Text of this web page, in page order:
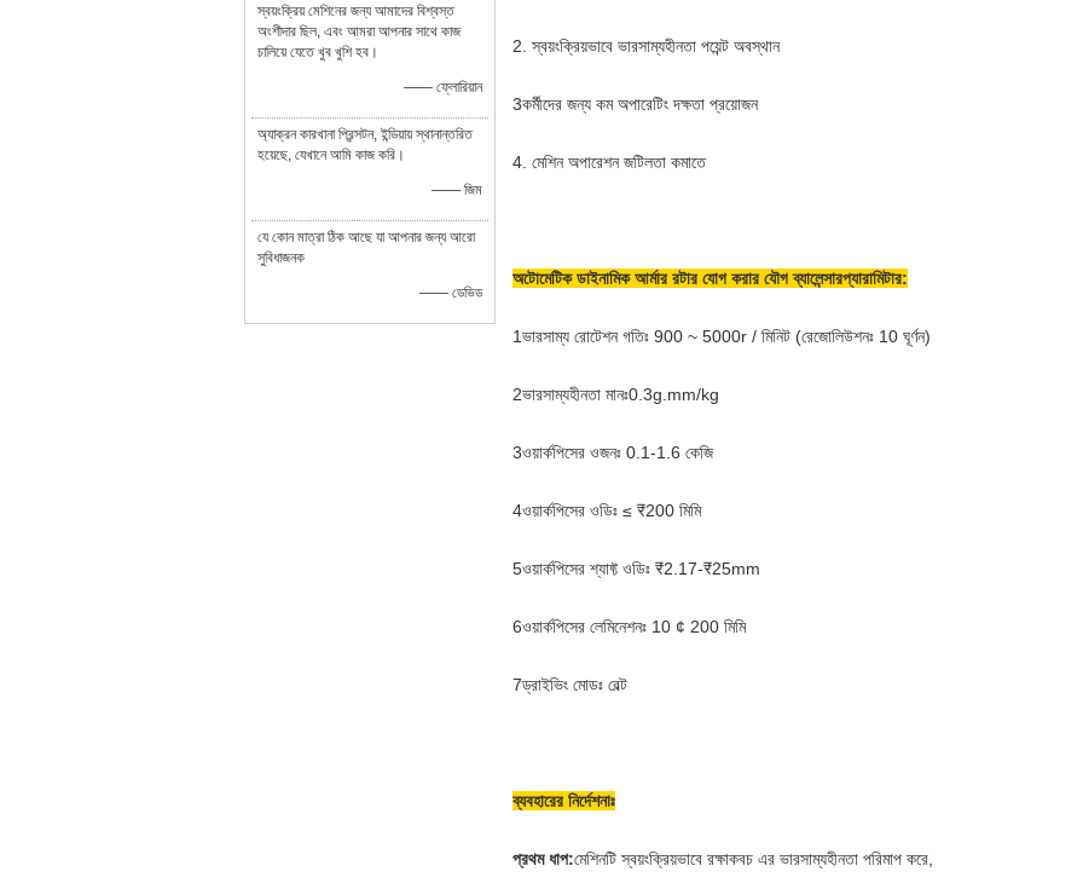
স্বয়ংক্রিয় মেশিনের জন্য আমাদের বিশ্বস্ত
অংশীদার ছিল, এবং আমরা আপনার সাথে কাজ
চালিয়ে যেতে খুব খুশি হব।
—— ফ্লোরিয়ান
অ্যাক্রন কারখানা প্রিন্সটন, ইন্ডিয়ায় স্থানান্তরিত
হয়েছে, যেখানে আমি কাজ করি।
—— জিম
যে কোন মাত্রা ঠিক আছে যা আপনার জন্য আরো
সুবিধাজনক
—— ডেভিড
2. স্বয়ংক্রিয়ভাবে ভারসাম্যহীনতা পয়েন্ট অবস্থান
3কর্মীদের জন্য কম অপারেটিং দক্ষতা প্রয়োজন
4. মেশিন অপারেশন জটিলতা কমাতে
অটোমেটিক ডাইনামিক আর্মার রটার যোগ করার যৌগ ব্যালেন্সারপ্যারামিটার:
1ভারসাম্য রোটেশন গতিঃ 900 ~ 5000r / মিনিট (রেজোলিউশনঃ 10 ঘূর্ণন)
2ভারসাম্যহীনতা মানঃ0.3g.mm/kg
3ওয়ার্কপিসের ওজনঃ 0.1-1.6 কেজি
4ওয়ার্কপিসের ওডিঃ ≤ ₹200 মিমি
5ওয়ার্কপিসের শ্যাফ্ট ওডিঃ ₹2.17-₹25mm
6ওয়ার্কপিসের লেমিনেশনঃ 10 ¢ 200 মিমি
7ড্রাইভিং মোডঃ বেল্ট
ব্যবহারের নির্দেশনাঃ
প্রথম ধাপ:মেশিনটি স্বয়ংক্রিয়ভাবে রক্ষাকবচ এর ভারসাম্যহীনতা পরিমাপ করে,